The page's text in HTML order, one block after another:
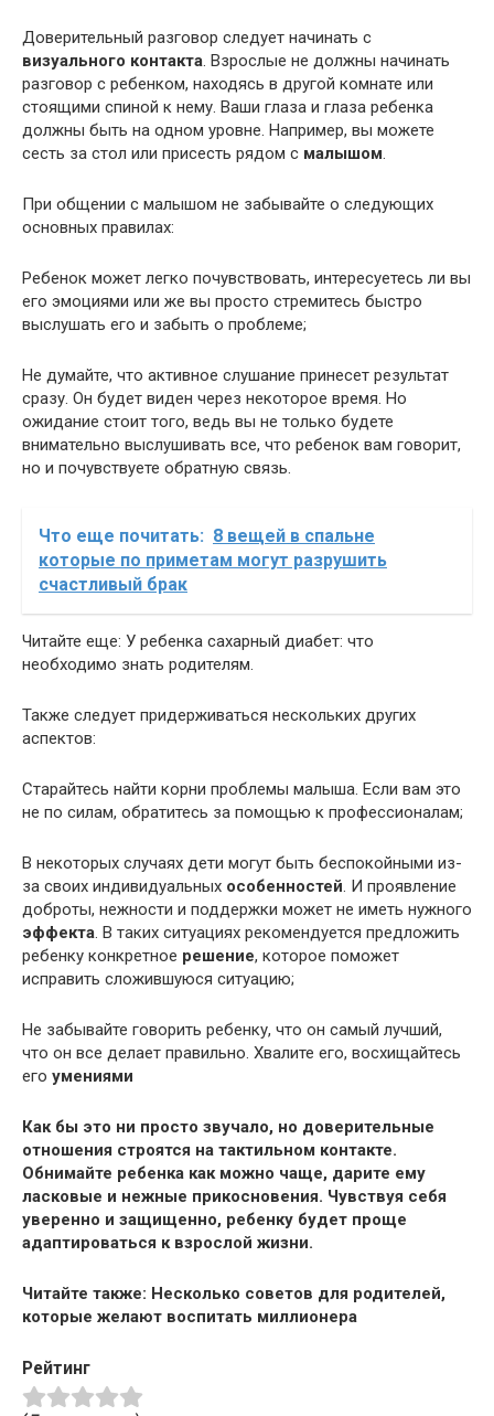
Доверительный разговор следует начинать с
визуального контакта. Взрослые не должны начинать
разговор с ребенком, находясь в другой комнате или
стоящими спиной к нему. Ваши глаза и глаза ребенка
должны быть на одном уровне. Например, вы можете
сесть за стол или присесть рядом с малышом.
При общении с малышом не забывайте о следующих
основных правилах:
Ребенок может легко почувствовать, интересуетесь ли вы
его эмоциями или же вы просто стремитесь быстро
выслушать его и забыть о проблеме;
Не думайте, что активное слушание принесет результат
сразу. Он будет виден через некоторое время. Но
ожидание стоит того, ведь вы не только будете
внимательно выслушивать все, что ребенок вам говорит,
но и почувствуете обратную связь.
Что еще почитать: 8 вещей в спальне
которые по приметам могут разрушить
счастливый брак
Читайте еще: У ребенка сахарный диабет: что
необходимо знать родителям.
Также следует придерживаться нескольких других
аспектов:
Старайтесь найти корни проблемы малыша. Если вам это
не по силам, обратитесь за помощью к профессионалам;
В некоторых случаях дети могут быть беспокойными из-
за своих индивидуальных особенностей. И проявление
доброты, нежности и поддержки может не иметь нужного
эффекта. В таких ситуациях рекомендуется предложить
ребенку конкретное решение, которое поможет
исправить сложившуюся ситуацию;
Не забывайте говорить ребенку, что он самый лучший,
что он все делает правильно. Хвалите его, восхищайтесь
его умениями
Как бы это ни просто звучало, но доверительные
отношения строятся на тактильном контакте.
Обнимайте ребенка как можно чаще, дарите ему
ласковые и нежные прикосновения. Чувствуя себя
уверенно и защищенно, ребенку будет проще
адаптироваться к взрослой жизни.
Читайте также: Несколько советов для родителей,
которые желают воспитать миллионера
Рейтинг